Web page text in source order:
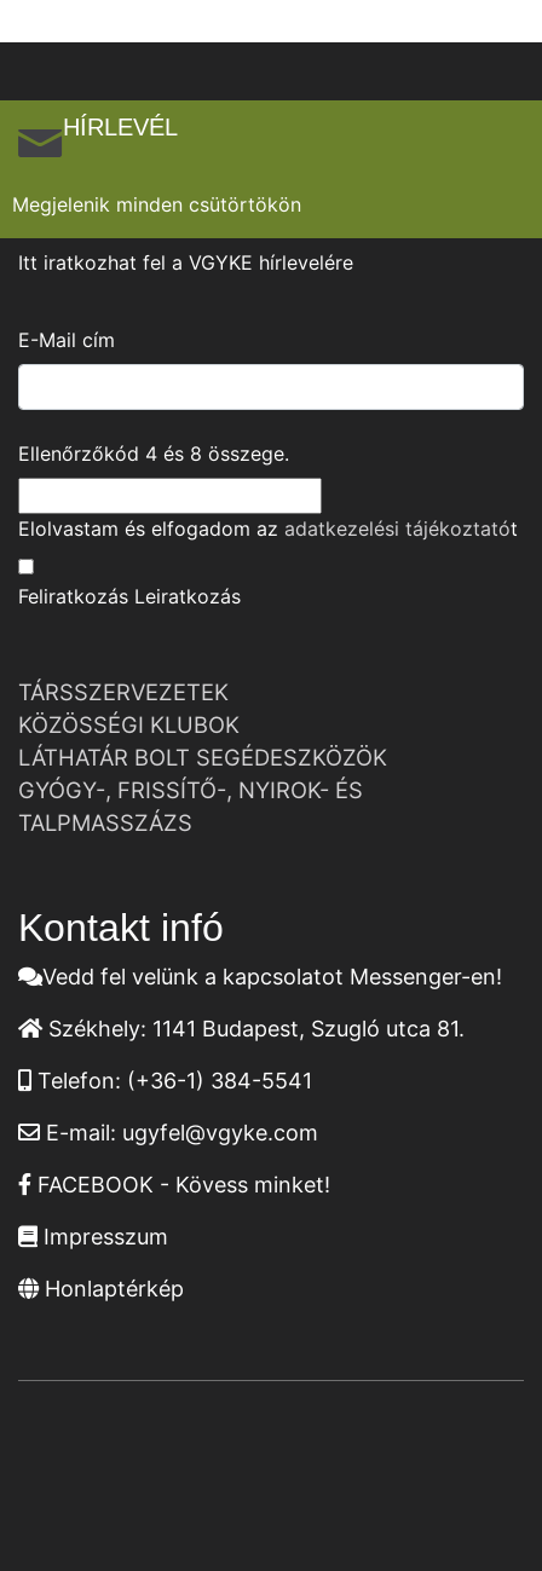
HÍRLEVÉL
Megjelenik minden csütörtökön
Itt iratkozhat fel a VGYKE hírlevelére
E-Mail cím
Ellenőrzőkód 4 és 8 összege.
Elolvastam és elfogadom az adatkezelési tájékoztatót
Feliratkozás Leiratkozás
TÁRSSZERVEZETEK
KÖZÖSSÉGI KLUBOK
LÁTHATÁR BOLT SEGÉDESZKÖZÖK
GYÓGY-, FRISSÍTŐ-, NYIROK- ÉS
TALPMASSZÁZS
Kontakt infó
Vedd fel velünk a kapcsolatot Messenger-en!
Székhely: 1141 Budapest, Szugló utca 81.
Telefon: (+36-1) 384-5541
E-mail: ugyfel@vgyke.com
FACEBOOK - Kövess minket!
Impresszum
Honlaptérkép